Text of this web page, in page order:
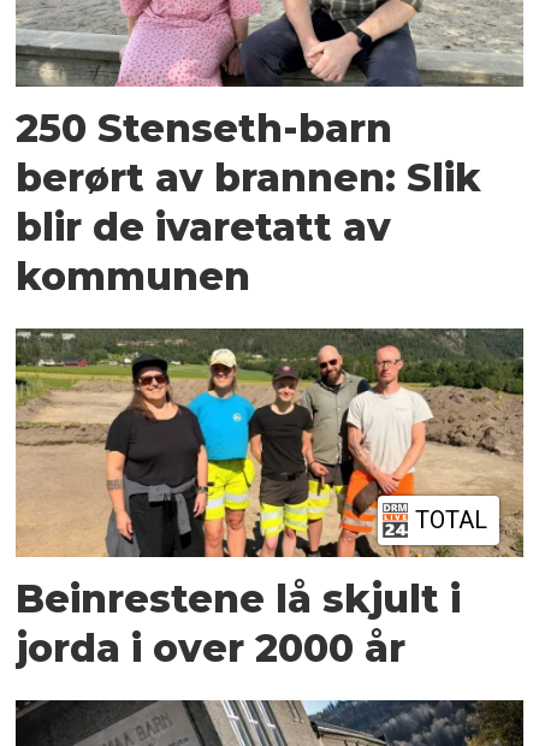
250 Stenseth-barn
berørt av brannen: Slik
blir de ivaretatt av
kommunen
TOTAL
Beinrestene lå skjult i
jorda i over 2000 år